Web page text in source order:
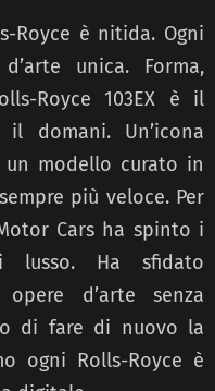
Royce è nitida. Ogni
unica. Forma,
Royce 103EX è il
domani. Un’icona
modello curato in
più veloce. Per
Cars ha spinto i
lusso. Ha sfidato
d’arte senza
di fare di nuovo la
ogni Rolls-Royce è